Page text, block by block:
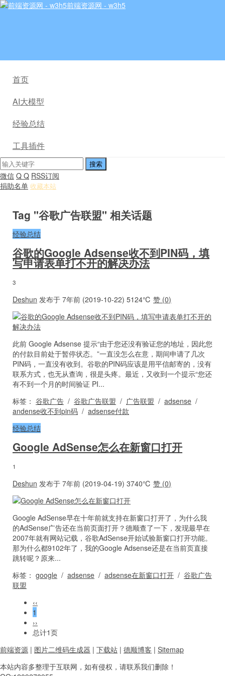
前端资源网 - w3h5
首页
AI大模型
经验总结
工具插件
微信 Q Q RSS订阅
捐助名单 收藏本站
Tag "谷歌广告联盟" 相关话题
经验总结
谷歌的Google Adsense收不到PIN码，填
写申请表单打不开的解决办法
3
Deshun 发布于 7年前 (2019-10-22) 5124℃ 赞 (0)
此前 Google Adsense 提示“由于您还没有验证您的地址，因此您
的付款目前处于暂停状态。”一直没怎么在意，期间申请了几次
PIN码，一直没有收到。谷歌的PIN码应该是用平信邮寄的，没有
联系方式，也无从查询，很是头疼。最近，又收到一个提示“您还
有不到一个月的时间验证 PI...
标签： 谷歌广告 / 谷歌广告联盟 / 广告联盟 / adsense /
andense收不到pin码 / adsense付款
经验总结
Google AdSense怎么在新窗口打开
1
Deshun 发布于 7年前 (2019-04-19) 3740℃ 赞 (0)
Google AdSense早在十年前就支持在新窗口打开了，为什么我
的AdSense广告还在当前页面打开？德顺查了一下，发现最早在
2007年就有网站记载，谷歌AdSense开始试验新窗口打开功能。
那为什么都9102年了，我的Google Adsense还是在当前页直接
跳转呢？原来...
标签： google / adsense / adsense在新窗口打开 / 谷歌广告
联盟
‹‹
1
››
总计1页
前端资源 | 图片二维码生成器 | 下载站 | 德顺博客 | Sitemap
本站内容多整理于互联网， 如有侵权，请联系我们删除！